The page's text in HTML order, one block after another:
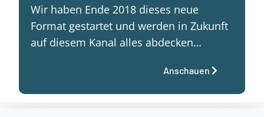
Wir haben Ende 2018 dieses neue
Format gestartet und werden in Zukunft
auf diesem Kanal alles abdecken…
Anschauen